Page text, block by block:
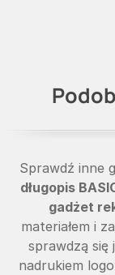
Sprawdź inne
długopis
gadżet
materiałem i
sprawdzą się
nadrukiem